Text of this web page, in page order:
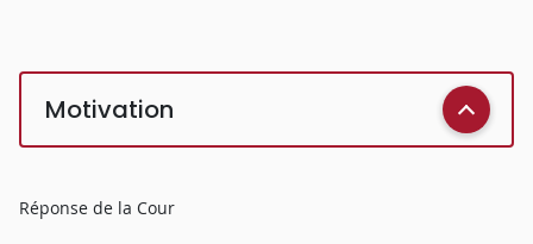
Motivation
Réponse de la Cour